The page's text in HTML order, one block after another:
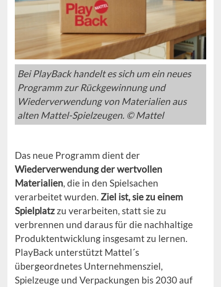
Bei PlayBack handelt es sich um ein neues
Programm zur Rückgewinnung und
Wiederverwendung von Materialien aus
alten Mattel-Spielzeugen. © Mattel
Das neue Programm dient der
Wiederverwendung der wertvollen
Materialien, die in den Spielsachen
verarbeitet wurden. Ziel ist, sie zu einem
Spielplatz zu verarbeiten, statt sie zu
verbrennen und daraus für die nachhaltige
Produktentwicklung insgesamt zu lernen.
PlayBack unterstützt Mattel´s
übergeordnetes Unternehmensziel,
Spielzeuge und Verpackungen bis 2030 auf